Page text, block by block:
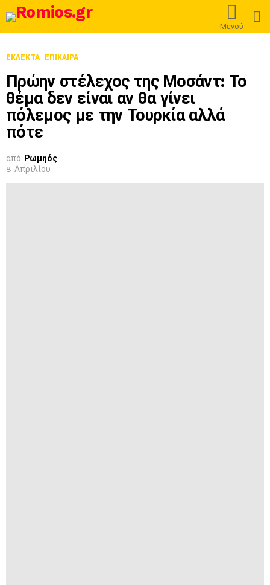
Μενού
ΕΚΛΕΚΤΆ ΕΠΊΚΑΙΡΑ
Πρώην στέλεχος της Μοσάντ: Το
θέμα δεν είναι αν θα γίνει
πόλεμος με την Τουρκία αλλά
πότε
από Ρωμηός
8 Απριλίου